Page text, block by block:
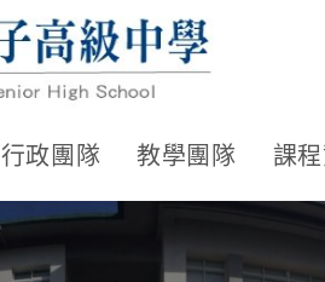
行政團隊 教學團隊 課